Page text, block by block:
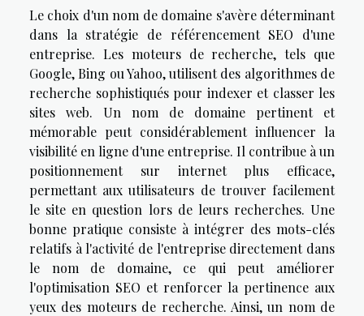
Le choix d'un nom de domaine s'avère déterminant
dans la stratégie de référencement SEO d'une
entreprise. Les moteurs de recherche, tels que
Google, Bing ou Yahoo, utilisent des algorithmes de
recherche sophistiqués pour indexer et classer les
sites web. Un nom de domaine pertinent et
mémorable peut considérablement influencer la
visibilité en ligne d'une entreprise. Il contribue à un
positionnement sur internet plus efficace,
permettant aux utilisateurs de trouver facilement
le site en question lors de leurs recherches. Une
bonne pratique consiste à intégrer des mots-clés
relatifs à l'activité de l'entreprise directement dans
le nom de domaine, ce qui peut améliorer
l'optimisation SEO et renforcer la pertinence aux
yeux des moteurs de recherche. Ainsi, un nom de